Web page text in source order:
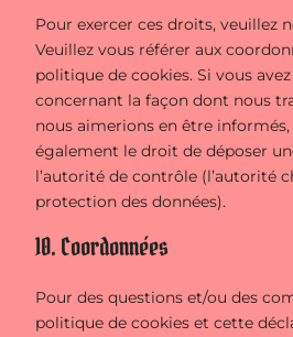
Pour exercer ces droits, veuillez
Veuillez vous référer aux
politique de cookies. Si vous
concernant la façon dont nous
nous aimerions en être
également le droit de déposer
l’autorité de contrôle (l’autorité
protection des données).
10. Coordonnées
Pour des questions et/ou des
politique de cookies et cette